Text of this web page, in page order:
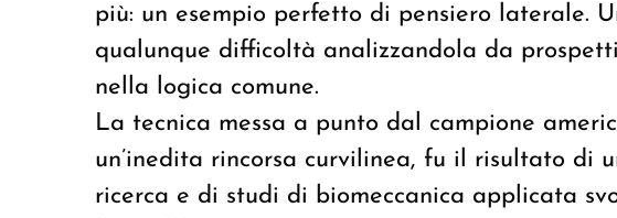
più: un esempio perfetto di pensiero laterale.
qualunque difficoltà analizzandola da
nella logica comune.
La tecnica messa a punto dal campione
un’inedita rincorsa curvilinea, fu il risultato di
ricerca e di studi di biomeccanica applicata